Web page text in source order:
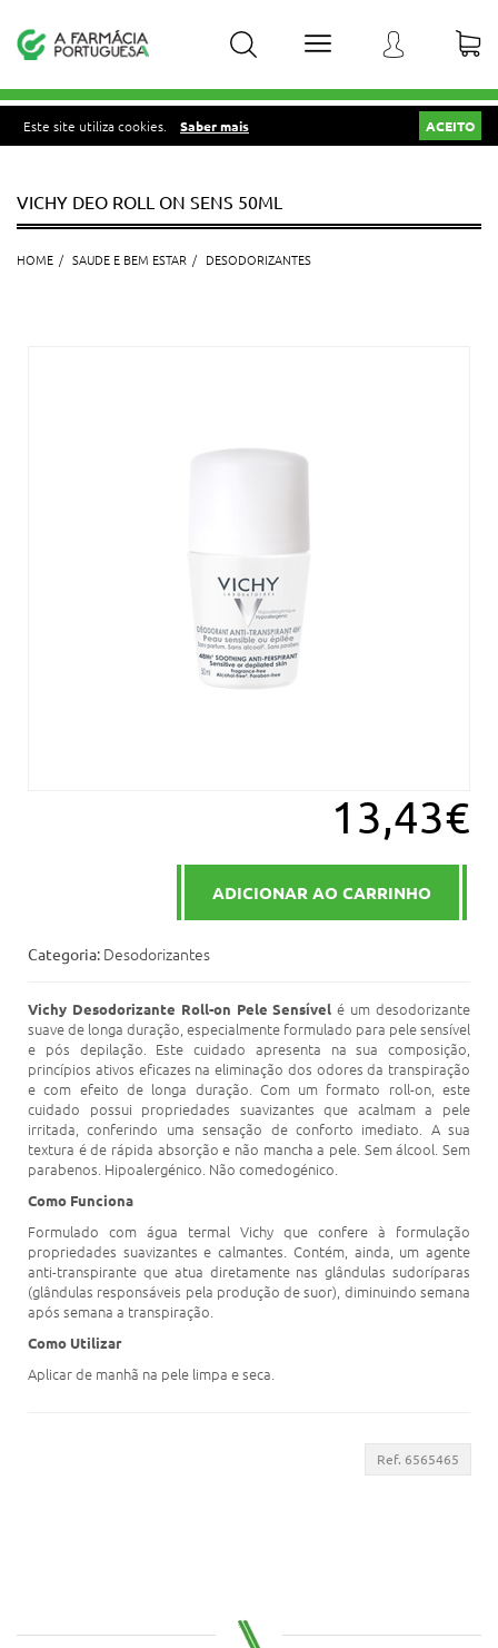
Este site utiliza cookies. Saber mais ACEITO
VICHY DEO ROLL ON SENS 50ML
HOME SAUDE E BEM ESTAR DESODORIZANTES
Ref. 6565465
13,43€
ADICIONAR AO CARRINHO
Categoria: Desodorizantes
Vichy Desodorizante Roll-on Pele Sensível é um desodorizante
suave de longa duração, especialmente formulado para pele sensível
e pós depilação. Este cuidado apresenta na sua composição,
princípios ativos eficazes na eliminação dos odores da transpiração
e com efeito de longa duração. Com um formato roll-on, este
cuidado possui propriedades suavizantes que acalmam a pele
irritada, conferindo uma sensação de conforto imediato. A sua
textura é de rápida absorção e não mancha a pele. Sem álcool. Sem
parabenos. Hipoalergénico. Não comedogénico.
Como Funciona
Formulado com água termal Vichy que confere à formulação
propriedades suavizantes e calmantes. Contém, ainda, um agente
anti-transpirante que atua diretamente nas glândulas sudoríparas
(glândulas responsáveis pela produção de suor), diminuindo semana
após semana a transpiração.
Como Utilizar
Aplicar de manhã na pele limpa e seca.